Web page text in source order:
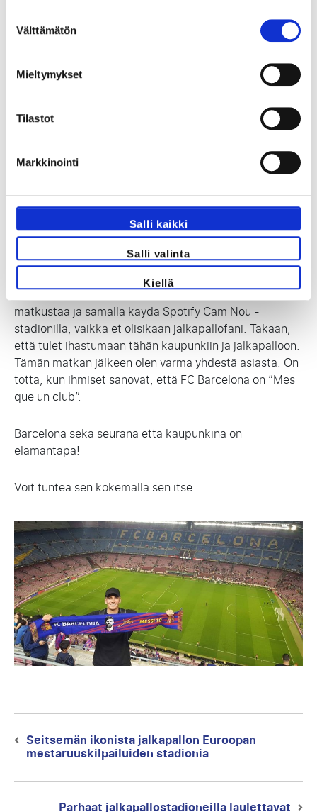
valinta
Välttämätön
Mieltymykset
Tilastot
Markkinointi
Salli kaikki
Salli valinta
Kiellä
Elämäni paras
(jalkapallo)kokemus
Matka Katalonian pääkaupunkiin FC Barcelonan
otteluun oli ehdottomasti yksi elämäni parhaista
kokemuksista. Tähän ihanaan kaupunkiin kannattaa
matkustaa ja samalla käydä Spotify Cam Nou -
stadionilla, vaikka et olisikaan jalkapallofani. Takaan,
että tulet ihastumaan tähän kaupunkiin ja jalkapalloon.
Tämän matkan jälkeen olen varma yhdestä asiasta. On
totta, kun ihmiset sanovat, että FC Barcelona on ”Mes
que un club”.
Barcelona sekä seurana että kaupunkina on
elämäntapa!
Voit tuntea sen kokemalla sen itse.
Artikkelien
selaus
Previous
post:
Seitsemän ikonista jalkapallon Euroopan
mestaruuskilpailuiden stadionia
Parhaat jalkapallostadioneilla laulettavat